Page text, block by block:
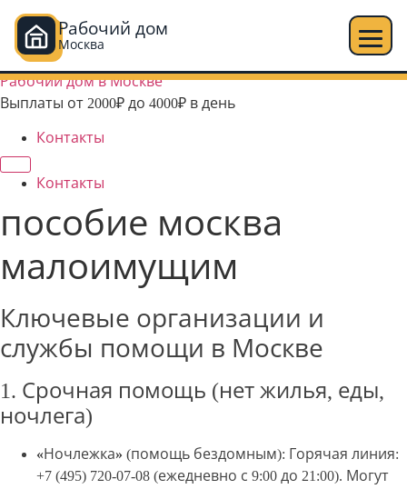
Рабочий дом
Москва
Перейти
к
Рабочий дом в Москве
Выплаты от 2000₽ до 4000₽ в день
Контакты
Контакты
пособие москва
малоимущим
Ключевые организации и
службы помощи в Москве
1. Срочная помощь (нет жилья, еды,
ночлега)
«Ночлежка» (помощь бездомным): Горячая линия:
+7 (495) 720-07-08 (ежедневно с 9:00 до 21:00). Могут